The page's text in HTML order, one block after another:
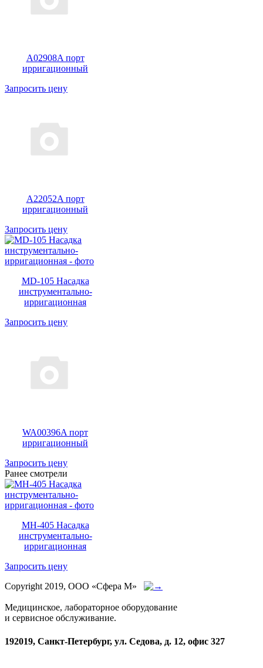
A02908A порт
ирригационный
Запросить цену
A22052A порт
ирригационный
Запросить цену
MD-105 Насадка
инструментально-
ирригационная
Запросить цену
WA00396A порт
ирригационный
Запросить цену
Ранее смотрели
MH-405 Насадка
инструментально-
ирригационная
Запросить цену
Copyright 2019, ООО «Сфера М»
Медицинское, лабораторное оборудование
и сервисное обслуживание.
192019, Санкт-Петербург, ул. Седова, д. 12, офис 327